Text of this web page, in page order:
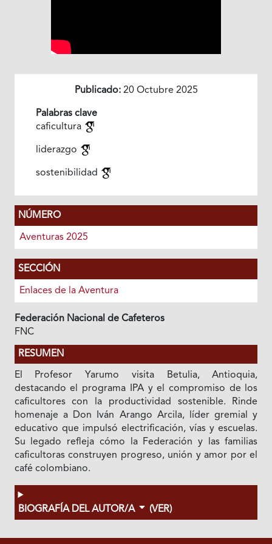
Publicado:20 Octubre 2025
Palabras clave
caficultura
liderazgo
sostenibilidad
NÚMERO
Aventuras 2025
SECCIÓN
Enlaces de la Aventura
Federación Nacional de Cafeteros
FNC
RESUMEN
El Profesor Yarumo visita Betulia, Antioquia,
destacando el programa IPA y el compromiso de los
caficultores con la productividad sostenible. Rinde
homenaje a Don Iván Arango Arcila, líder gremial y
educativo que impulsó electrificación, vías y escuelas.
Su legado refleja cómo la Federación y las familias
caficultoras construyen progreso, unión y amor por el
café colombiano.
BIOGRAFÍA DEL AUTOR/A (VER)